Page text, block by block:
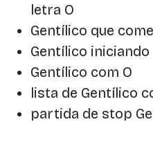
letra O
Gentílico que
Gentílico
Gentílico com O
lista de Gentílico
partida de stop